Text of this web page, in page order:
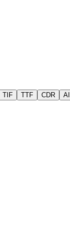
AI
CDR
TTF
TIF